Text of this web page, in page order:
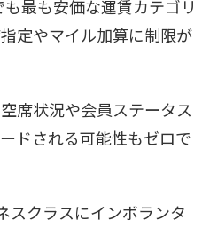
最も安価な運賃カテゴリ
定やマイル加算に制限が
席状況や会員ステータス
ドされる可能性もゼロで
スクラスにインボランタ